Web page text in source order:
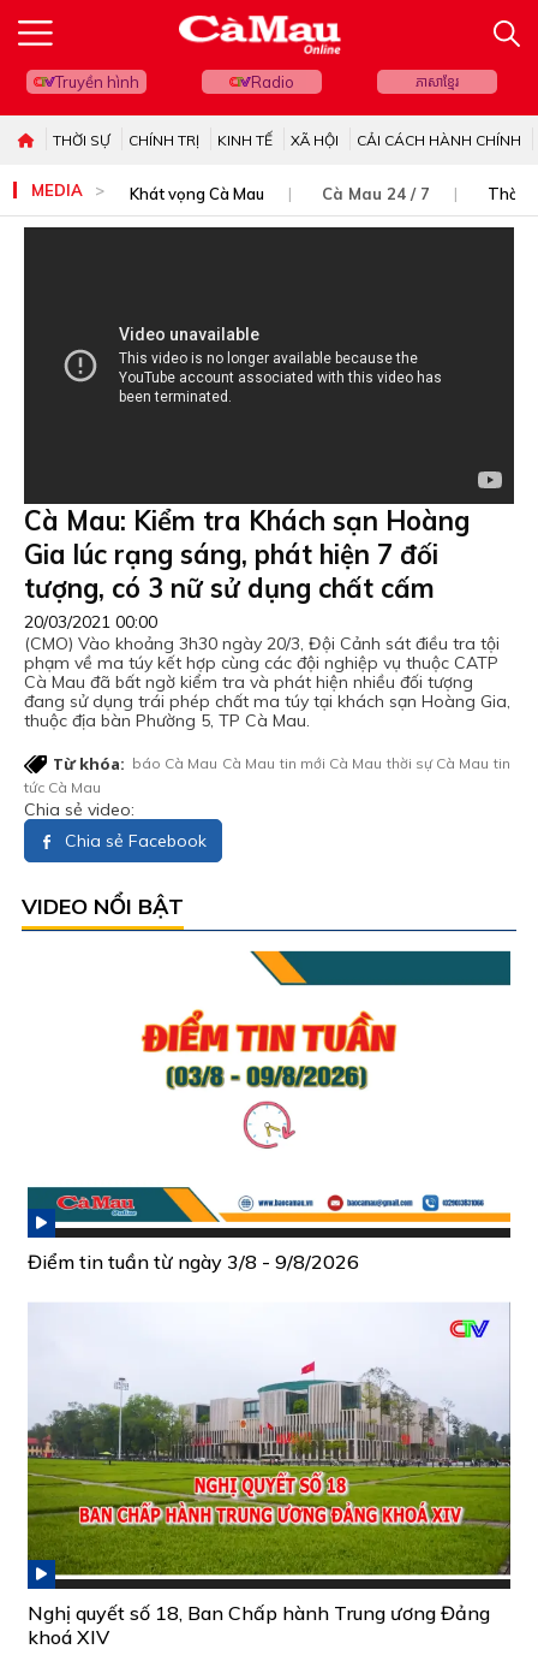
Truyền hình Radio ភាសាខ្មែរ
THỜI SỰ CHÍNH TRỊ KINH TẾ XÃ HỘI CẢI CÁCH HÀNH CHÍNH
MEDIA Khát vọng Cà Mau Cà Mau 24 / 7 Thời
Cà Mau: Kiểm tra Khách sạn Hoàng
Gia lúc rạng sáng, phát hiện 7 đối
tượng, có 3 nữ sử dụng chất cấm
20/03/2021 00:00
(CMO) Vào khoảng 3h30 ngày 20/3, Đội Cảnh sát điều tra tội
phạm về ma túy kết hợp cùng các đội nghiệp vụ thuộc CATP
Cà Mau đã bất ngờ kiểm tra và phát hiện nhiều đối tượng
đang sử dụng trái phép chất ma túy tại khách sạn Hoàng Gia,
thuộc địa bàn Phường 5, TP Cà Mau.
Từ khóa: báo Cà Mau Cà Mau tin mới Cà Mau thời sự Cà Mau tin
tức Cà Mau
Chia sẻ video:
Chia sẻ Facebook
VIDEO NỔI BẬT
Điểm tin tuần từ ngày 3/8 - 9/8/2026
Nghị quyết số 18, Ban Chấp hành Trung ương Đảng
khoá XIV